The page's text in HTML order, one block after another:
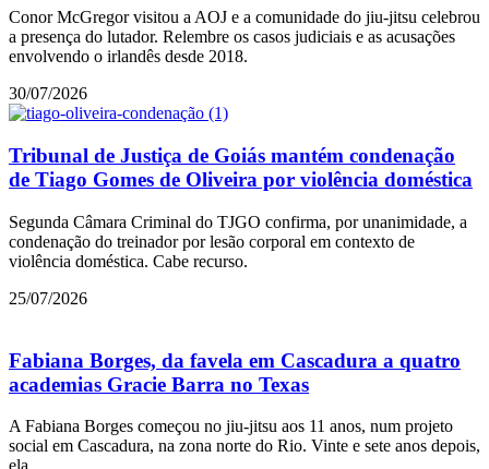
Conor McGregor visitou a AOJ e a comunidade do jiu-jitsu celebrou
a presença do lutador. Relembre os casos judiciais e as acusações
envolvendo o irlandês desde 2018.
30/07/2026
Tribunal de Justiça de Goiás mantém condenação
de Tiago Gomes de Oliveira por violência doméstica
Segunda Câmara Criminal do TJGO confirma, por unanimidade, a
condenação do treinador por lesão corporal em contexto de
violência doméstica. Cabe recurso.
25/07/2026
Fabiana Borges, da favela em Cascadura a quatro
academias Gracie Barra no Texas
A Fabiana Borges começou no jiu-jitsu aos 11 anos, num projeto
social em Cascadura, na zona norte do Rio. Vinte e sete anos depois,